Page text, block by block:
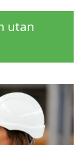
utan